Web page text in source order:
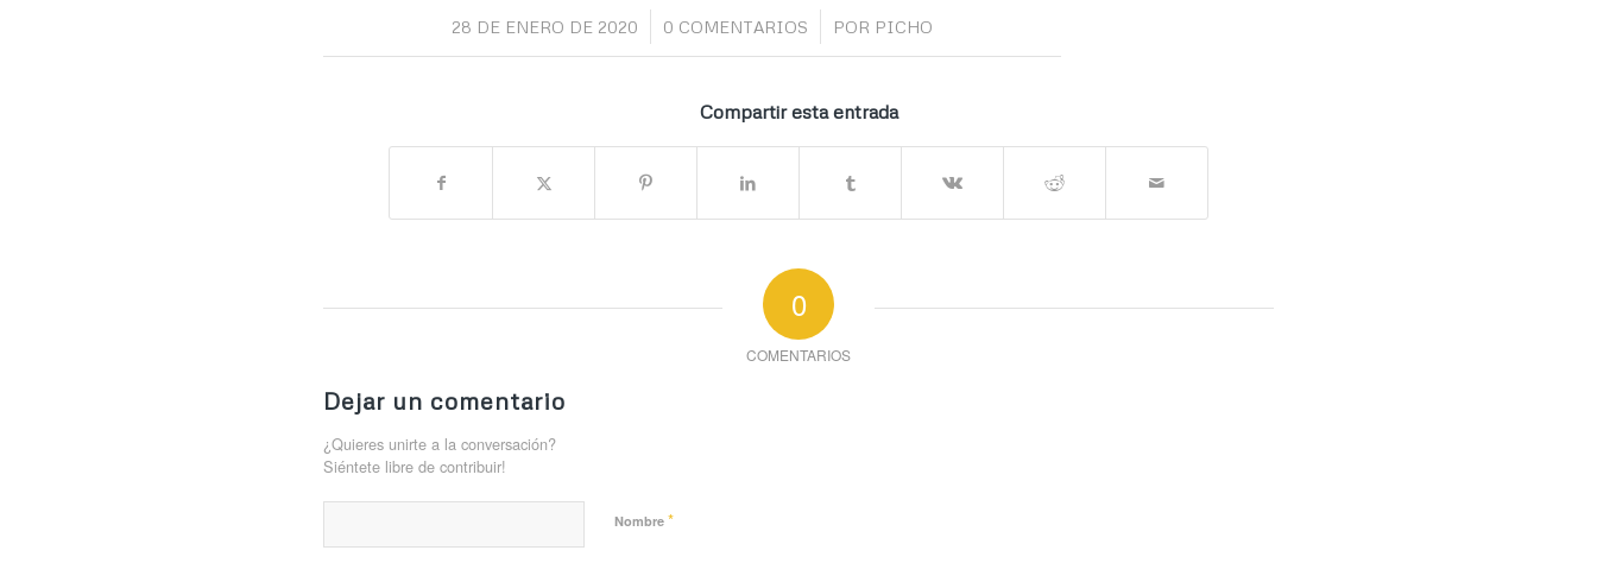
28 DE ENERO DE 2020
/ 0 COMENTARIOS
/ POR PICHO
Compartir esta entrada
0
COMENTARIOS
Dejar un comentario
¿Quieres unirte a la conversación?
Siéntete libre de contribuir!
Nombre *